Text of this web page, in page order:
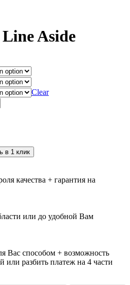
Aside
Clear
в 1 клик
качества + гарантия на
или до удобной Вам
Вас способом + возможность
или разбить платеж на 4 части